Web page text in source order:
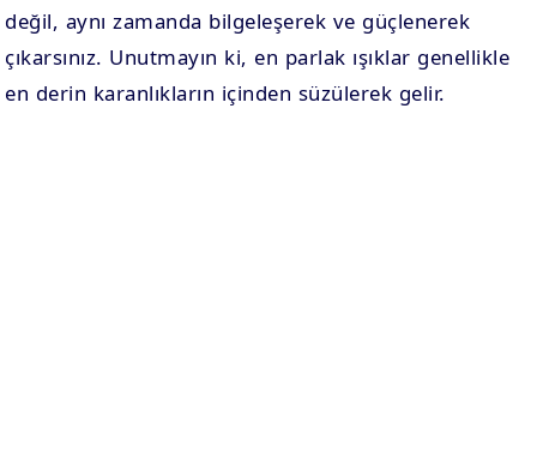
değil, aynı zamanda bilgeleşerek ve güçlenerek
çıkarsınız. Unutmayın ki, en parlak ışıklar genellikle
en derin karanlıkların içinden süzülerek gelir.